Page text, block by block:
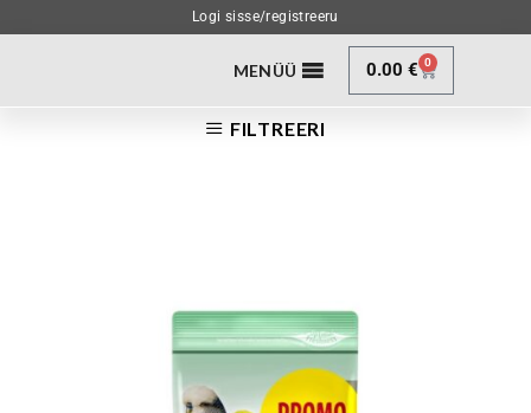
Logi sisse/registreeru
MENÜÜ 0.00€ 0
FILTREERI